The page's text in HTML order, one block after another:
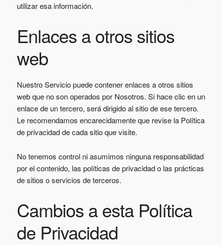
utilizar esa información.
Enlaces a otros sitios
web
Nuestro Servicio puede contener enlaces a otros sitios
web que no son operados por Nosotros. Si hace clic en un
enlace de un tercero, será dirigido al sitio de ese tercero.
Le recomendamos encarecidamente que revise la Política
de privacidad de cada sitio que visite.
No tenemos control ni asumimos ninguna responsabilidad
por el contenido, las políticas de privacidad o las prácticas
de sitios o servicios de terceros.
Cambios a esta Política
de Privacidad